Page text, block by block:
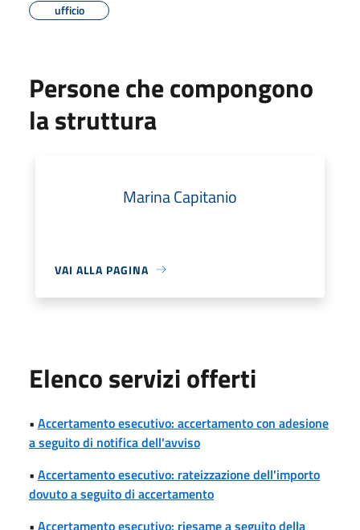
ufficio
Persone che compongono
la struttura
Marina Capitanio
VAI ALLA PAGINA
Elenco servizi offerti
• Accertamento esecutivo: accertamento con adesione
a seguito di notifica dell'avviso
• Accertamento esecutivo: rateizzazione dell'importo
dovuto a seguito di accertamento
• Accertamento esecutivo: riesame a seguito della